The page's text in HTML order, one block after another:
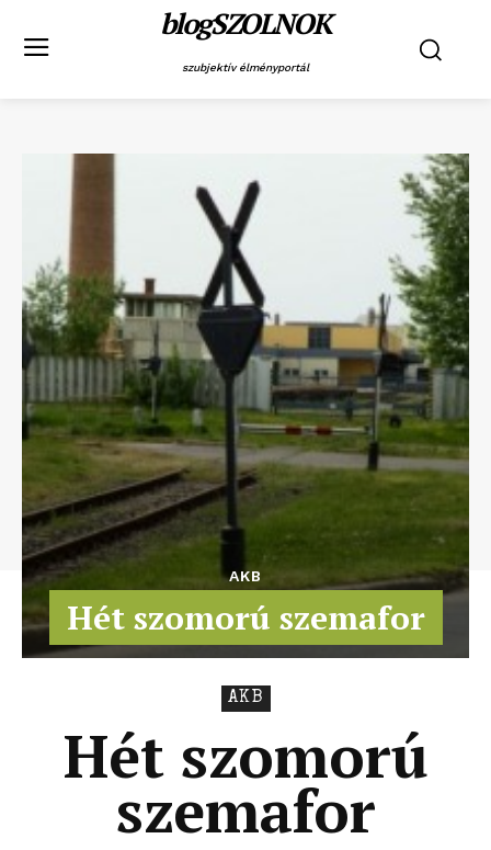
blogSZOLNOK
szubjektív élményportál
AKB
Hét szomorú szemafor
AKB
Hét szomorú
szemafor